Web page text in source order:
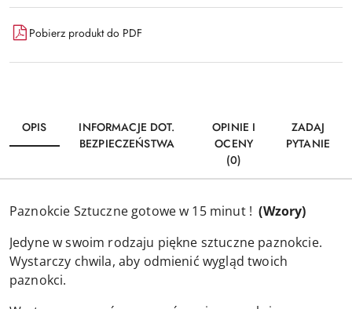
Pobierz produkt do PDF
OPIS
INFORMACJE DOT.
BEZPIECZEŃSTWA
OPINIE I
OCENY
(0)
ZADAJ
PYTANIE
Paznokcie Sztuczne gotowe w 15 minut ! (Wzory)
Jedyne w swoim rodzaju piękne sztuczne paznokcie.
Wystarczy chwila, aby odmienić wygląd twoich
paznokci.